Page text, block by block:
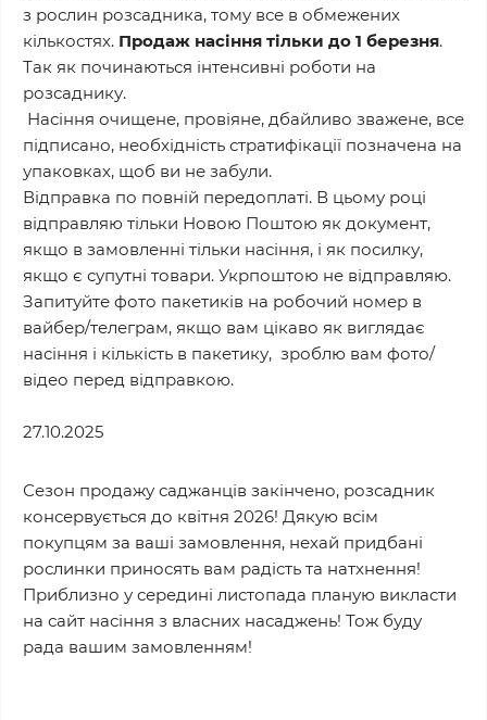
з рослин розсадника, тому все в обмежених
кількостях. Продаж насіння тільки до 1 березня.
Так як починаються інтенсивні роботи на
розсаднику.
Насіння очищене, провіяне, дбайливо зважене, все
підписано, необхідність стратифікації позначена на
упаковках, щоб ви не забули.
Відправка по повній передоплаті. В цьому році
відправляю тільки Новою Поштою як документ,
якщо в замовленні тільки насіння, і як посилку,
якщо є супутні товари. Укрпоштою не відправляю.
Запитуйте фото пакетиків на робочий номер в
вайбер/телеграм, якщо вам цікаво як виглядає
насіння і кількість в пакетику, зроблю вам фото/
відео перед відправкою.
27.10.2025
Сезон продажу саджанців закінчено, розсадник
консервується до квітня 2026! Дякую всім
покупцям за ваші замовлення, нехай придбані
рослинки приносять вам радість та натхнення!
Приблизно у середині листопада планую викласти
на сайт насіння з власних насаджень! Тож буду
рада вашим замовленням!